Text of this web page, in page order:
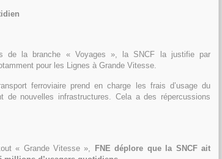
de la branche « Voyages », la SNCF la justifie par
pour les Lignes à Grande Vitesse.
ferroviaire prend en charge les frais d’usage du
de nouvelles infrastructures. Cela a des répercussions
« Grande Vitesse »,
FNE déplore que la SNCF ait